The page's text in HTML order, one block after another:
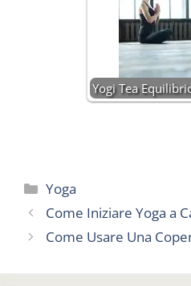
Yogi Tea
Categorie
Yoga
Come Iniziare Yoga a
Come Usare Una